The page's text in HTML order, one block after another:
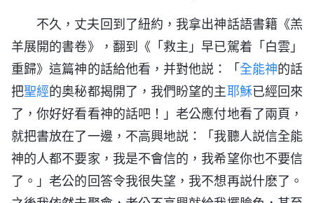
不久，丈夫回到了紐約，我拿出神話語書籍《羔
羊展開的書卷》，翻到《「救主」早已駕着「白雲」
重歸》這篇神的話給他看，并對他説：「全能神的話
把聖經的奥秘都揭開了，我們盼望的主耶穌已經回來
了，你好好看看神的話吧！」老公應付地看了兩頁，
就把書放在了一邊，不高興地説：「我聽人説信全能
神的人都不要家，我是不會信的，我希望你也不要信
了。」老公的回答令我很失望，我不想再説什麽了。